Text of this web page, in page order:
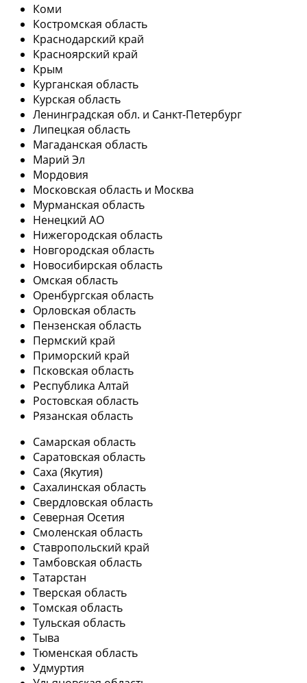
Коми
Костромская область
Краснодарский край
Красноярский край
Крым
Курганская область
Курская область
Ленинградская обл. и Санкт-Петербург
Липецкая область
Магаданская область
Марий Эл
Мордовия
Московская область и Москва
Мурманская область
Ненецкий АО
Нижегородская область
Новгородская область
Новосибирская область
Омская область
Оренбургская область
Орловская область
Пензенская область
Пермский край
Приморский край
Псковская область
Республика Алтай
Ростовская область
Рязанская область
Самарская область
Саратовская область
Саха (Якутия)
Сахалинская область
Свердловская область
Северная Осетия
Смоленская область
Ставропольский край
Тамбовская область
Татарстан
Тверская область
Томская область
Тульская область
Тыва
Тюменская область
Удмуртия